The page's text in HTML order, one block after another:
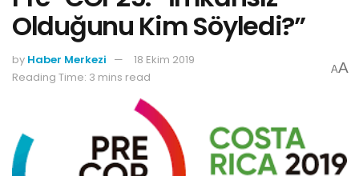
Olduğunu Kim Söyledi?”
by Haber Merkezi
18 Ekim 2019
Reading Time: 3 mins read
AA